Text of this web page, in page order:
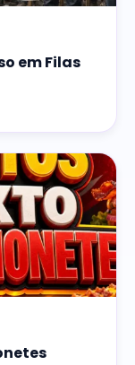
em Filas